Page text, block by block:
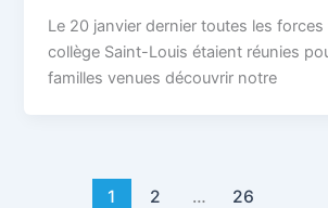
Le 20 janvier dernier toutes les
collège Saint-Louis étaient réunies
familles venues découvrir notre
1 2 … 26